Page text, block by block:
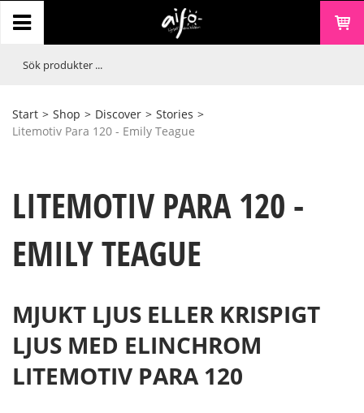
Start > Shop > Discover > Stories >
Litemotiv Para 120 - Emily Teague
LITEMOTIV PARA 120 -
EMILY TEAGUE
MJUKT LJUS ELLER KRISPIGT
LJUS MED ELINCHROM
LITEMOTIV PARA 120